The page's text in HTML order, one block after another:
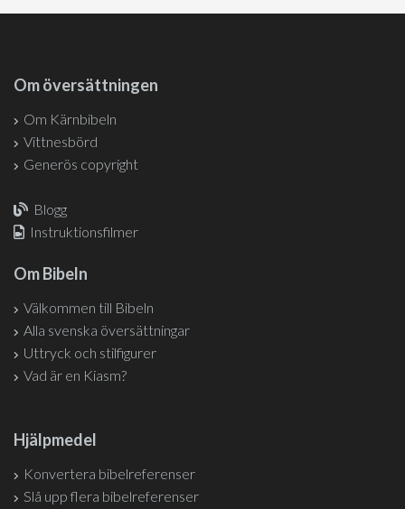
Om översättningen
Om Kärnbibeln
Vittnesbörd
Generös copyright
Blogg
Instruktionsfilmer
Om Bibeln
Välkommen till Bibeln
Alla svenska översättningar
Uttryck och stilfigurer
Vad är en Kiasm?
Hjälpmedel
Konvertera bibelreferenser
Slå upp flera bibelreferenser